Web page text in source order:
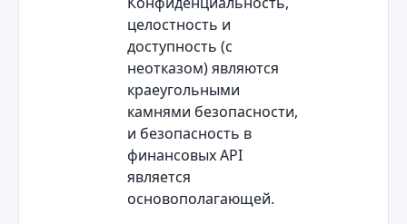
целостность и
доступность (с
неотказом) являются
краеугольными
камнями безопасности,
и безопасность в
финансовых API
является
основополагающей.